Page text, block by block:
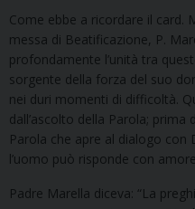
Come ebbe a ricordare il card.
messa di Beatificazione, P.
profondamente l’unità tra
sorgente della forza del suo
nei duri momenti di difficoltà.
dall’ascolto della Parola;
Parola che apre al dialogo con
l’uomo può risponde con
Padre Marella diceva: “La